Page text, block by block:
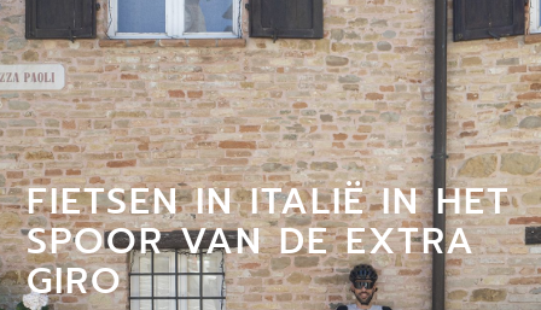
FIETSEN IN ITALIË IN HET
SPOOR VAN DE EXTRA
GIRO